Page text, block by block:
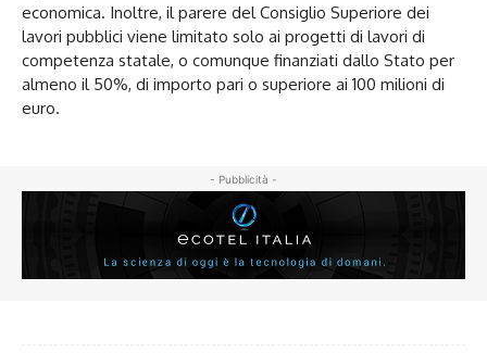
economica. Inoltre, il parere del Consiglio Superiore dei
lavori pubblici viene limitato solo ai progetti di lavori di
competenza statale, o comunque finanziati dallo Stato per
almeno il 50%, di importo pari o superiore ai 100 milioni di
euro.
- Pubblicità -